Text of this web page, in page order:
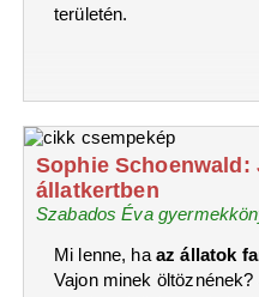
területén.
Sophie Schoenwald:
állatkertben
Szabados Éva
Mi lenne, ha az állatok
Vajon minek öltöznének?